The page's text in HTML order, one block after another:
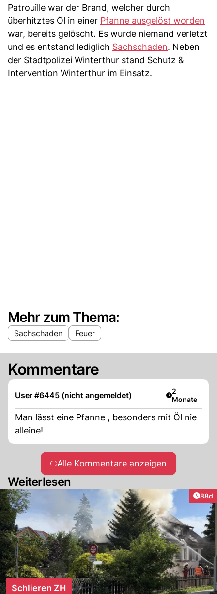
Patrouille war der Brand, welcher durch
überhitztes Öl in einer Pfanne ausgelöst worden
war, bereits gelöscht. Es wurde niemand verletzt
und es entstand lediglich Sachschaden. Neben
der Stadtpolizei Winterthur stand Schutz &
Intervention Winterthur im Einsatz.
Mehr zum Thema:
Sachschaden Feuer
Kommentare
User #6445 (nicht angemeldet) Artikel
2
Monate
Man lässt eine Pfanne , besonders mit Öl nie
alleine!
Alle Kommentare anzeigen
Weiterlesen
88d
Schlieren ZH